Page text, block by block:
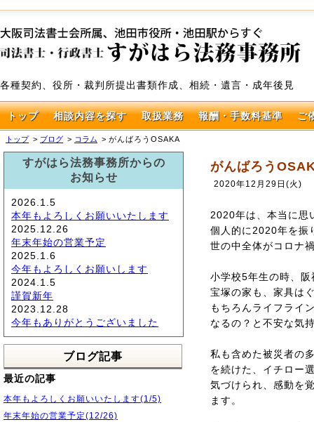
各種契約、役所・裁判所提出書類作成、相続・遺言・成年後見
トップ 相談内容を探す 取扱業務 報酬・手数料基準 ご
トップ ブログ コラム がんばろうOSAKA
がんばろう
2020年12月29日(火)
2020年は、本当に思
個人的に2020年を振
世の中全体がコロナ
小学校5年生の時、
宝塚の家も、家具は
もちろんライフライ
なるの？と不安な気
私も含めた被災者の
を続けた、イチロー
気づけられ、感動を
ます。
すがはら法務事務所からの
お知らせ
2026.1.5
本年もよろしくお願いいたします
2025.12.26
年末年始の営業予定
2025.1.6
今年もよろしくお願いします
2024.1.5
謹賀新年
2023.12.28
今年もありがとうございました
ブログ記事
最近の記事
本年もよろしくお願いいたします(1/5)
年末年始の営業予定(12/26)